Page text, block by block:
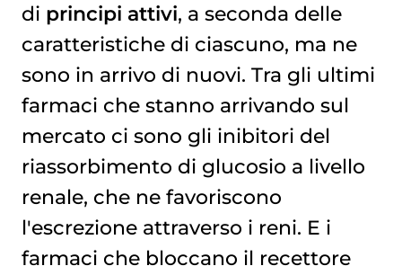
di principi attivi, a seconda delle
caratteristiche di ciascuno, ma ne
sono in arrivo di nuovi. Tra gli ultimi
farmaci che stanno arrivando sul
mercato ci sono gli inibitori del
riassorbimento di glucosio a livello
renale, che ne favoriscono
l'escrezione attraverso i reni. E i
farmaci che bloccano il recettore